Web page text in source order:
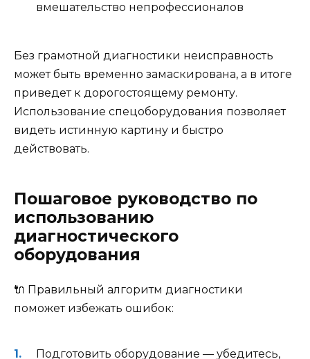
вмешательство непрофессионалов
Без грамотной диагностики неисправность
может быть временно замаскирована, а в итоге
приведет к дорогостоящему ремонту.
Использование спецоборудования позволяет
видеть истинную картину и быстро
действовать.
Пошаговое руководство по
использованию
диагностического
оборудования
🔌 Правильный алгоритм диагностики
поможет избежать ошибок:
Подготовить оборудование — убедитесь,